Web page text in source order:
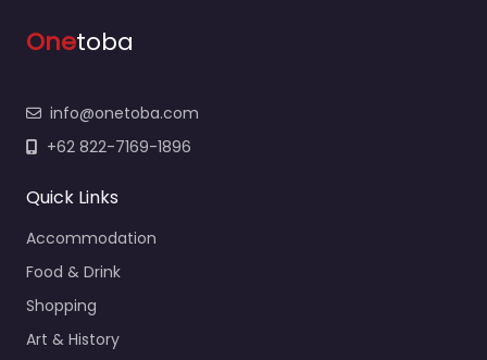
Onetoba
info@onetoba.com
+62 822-7169-1896
Quick Links
Accommodation
Food & Drink
Shopping
Art & History